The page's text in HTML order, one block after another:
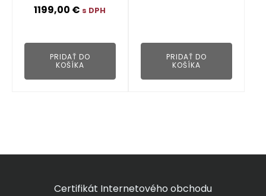
1199,00 € s DPH
PRIDAŤ DO
KOŠÍKA
PRIDAŤ DO
KOŠÍKA
Certifikát Internetového obchodu